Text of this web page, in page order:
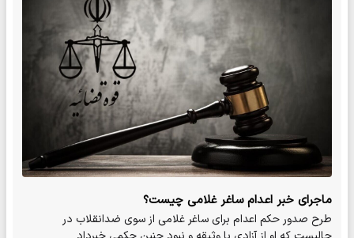
ماجرای خبر اعدام ساغر غلامی چیست؟
طرح صدور حکم اعدام برای ساغر غلامی از سوی ضدانقلاب در